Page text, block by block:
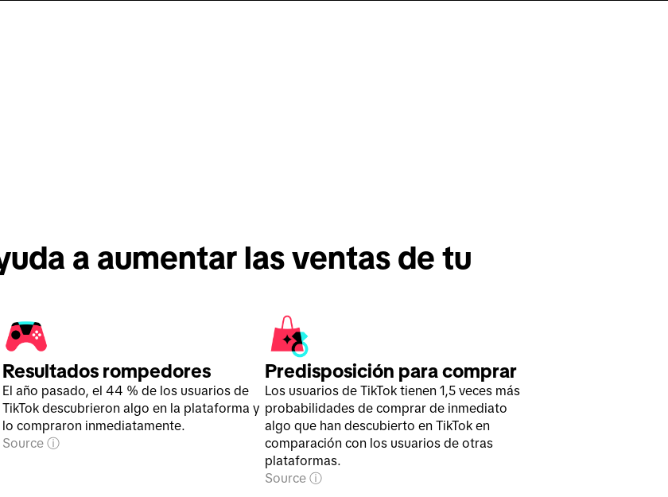
a aumentar las ventas de tu
Resultados rompedores
El año pasado, el 44 % de los usuarios de
TikTok descubrieron algo en la plataforma y
lo compraron inmediatamente.
Source
Predisposición para comprar
Los usuarios de TikTok tienen 1,5 veces más
probabilidades de comprar de inmediato
algo que han descubierto en TikTok en
comparación con los usuarios de otras
plataformas.
Source